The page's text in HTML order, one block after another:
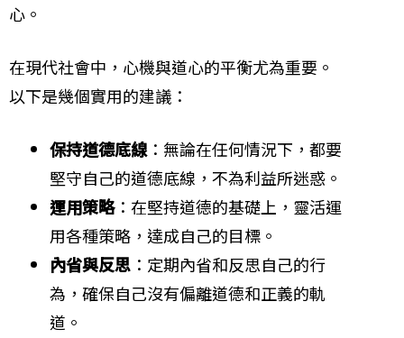
心。
在現代社會中，心機與道心的平衡尤為重要。
以下是幾個實用的建議：
保持道德底線：無論在任何情況下，都要
堅守自己的道德底線，不為利益所迷惑。
運用策略：在堅持道德的基礎上，靈活運
用各種策略，達成自己的目標。
內省與反思 ：定期內省和反思自己的行
為，確保自己沒有偏離道德和正義的軌
道。